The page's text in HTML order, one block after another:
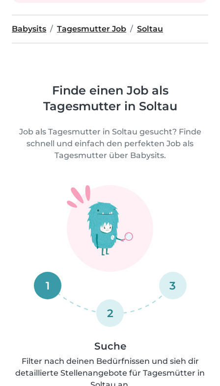
Babysits Tagesmutter Job Soltau
Finde einen Job als
Tagesmutter in Soltau
Job als Tagesmutter in Soltau gesucht? Finde
schnell und einfach den perfekten Job als
Tagesmutter über Babysits.
1
2
3
Suche
Filter nach deinen Bedürfnissen und sieh dir
detaillierte Stellenangebote für Tagesmütter in